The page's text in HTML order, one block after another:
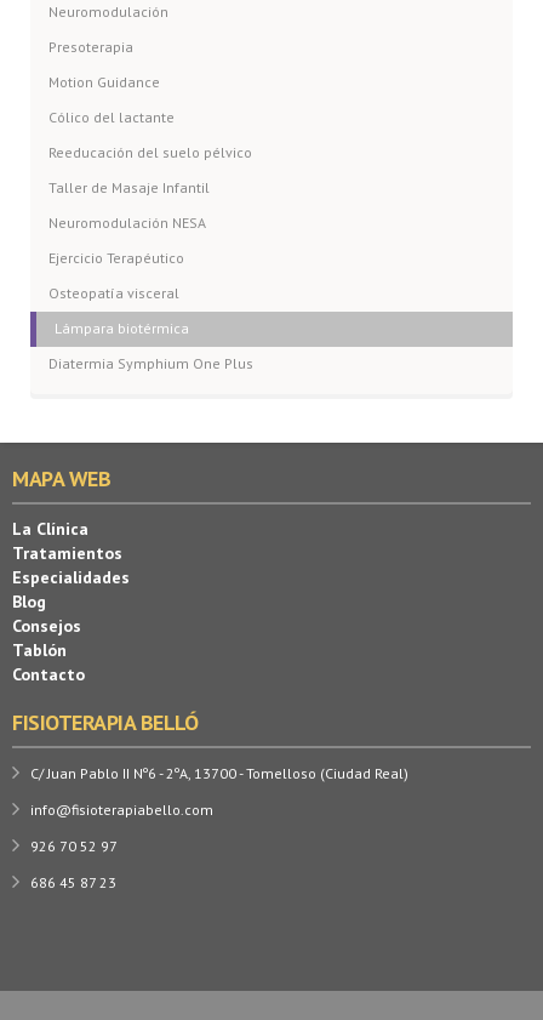
Neuromodulación
Presoterapia
Motion Guidance
Cólico del lactante
Reeducación del suelo pélvico
Taller de Masaje Infantil
Neuromodulación NESA
Ejercicio Terapéutico
Osteopatía visceral
Lámpara biotérmica
Diatermia Symphium One Plus
MAPA WEB
La Clínica
Tratamientos
Especialidades
Blog
Consejos
Tablón
Contacto
FISIOTERAPIA BELLÓ
C/ Juan Pablo II Nº6 - 2ºA, 13700 - Tomelloso (Ciudad Real)
info@fisioterapiabello.com
926 70 52 97
686 45 87 23